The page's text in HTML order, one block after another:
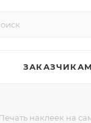
ЗАКАЗЧИКАМ
наклеек на